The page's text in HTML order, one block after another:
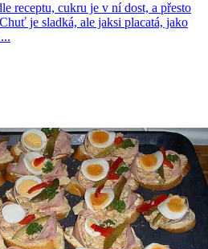
receptu, cukru je v ní dost, a přesto
je sladká, ale jaksi placatá, jako